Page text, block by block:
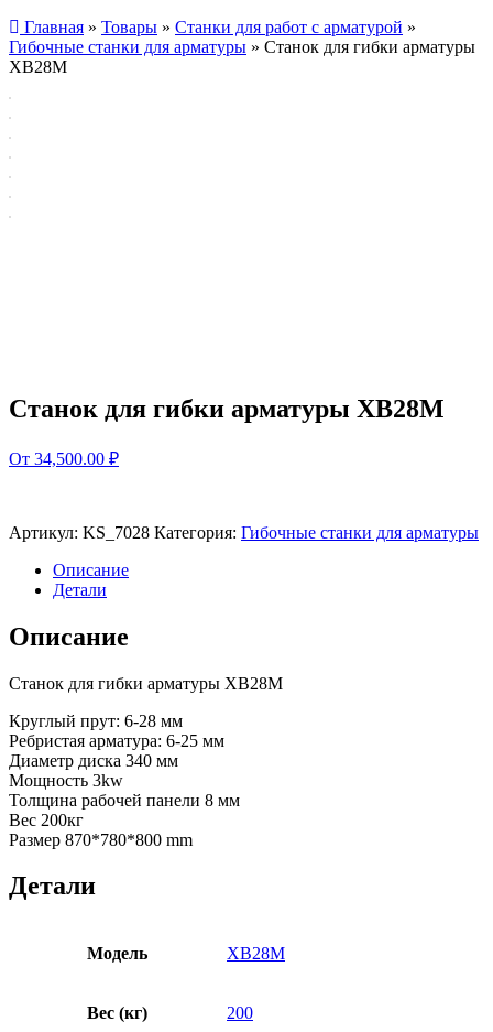
Главная » Товары » Станки для работ с арматурой »
Гибочные станки для арматуры » Станок для гибки арматуры
XB28M
Станок для гибки арматуры XB28M
От 34,500.00 ₽
Артикул: KS_7028 Категория: Гибочные станки для арматуры
Описание
Детали
Описание
Станок для гибки арматуры XB28M
Круглый прут: 6-28 мм
Ребристая арматура: 6-25 мм
Диаметр диска 340 мм
Мощность 3kw
Толщина рабочей панели 8 мм
Вес 200кг
Размер 870*780*800 mm
Детали
Модель XB28M
Вес (кг) 200